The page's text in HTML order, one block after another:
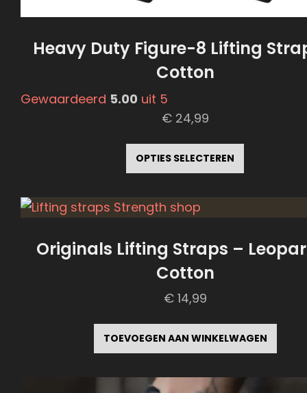
Heavy Duty Figure-8 Lifting
Cotton
Gewaardeerd 5.00 uit 5
€24,99
OPTIES SELECTEREN
heeft
Deze
optie
worden
op
Originals Lifting Straps –
Cotton
€14,99
TOEVOEGEN AAN WINKELWAGEN